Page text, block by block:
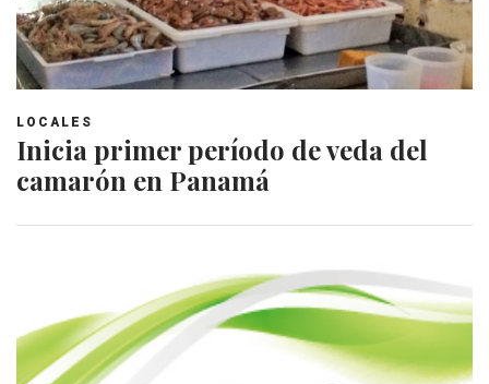
LOCALES
Inicia primer período de veda del
camarón en Panamá